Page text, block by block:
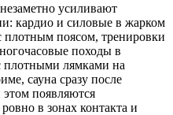
усиливают
кардио и силовые в жарком
плотным поясом, тренировки
походы в
плотными лямками на
сауна сразу после
появляются
в зонах контакта и